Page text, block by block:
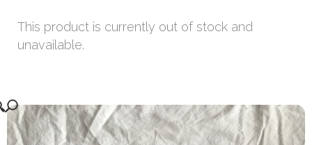
This product is currently out of stock and
unavailable.